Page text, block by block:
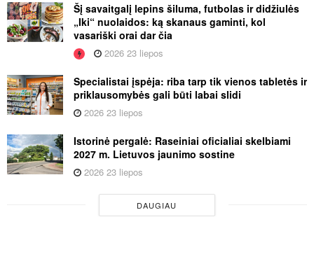
Šį savaitgalį lepins šiluma, futbolas ir didžiulės
„Iki“ nuolaidos: ką skanaus gaminti, kol
vasariški orai dar čia
2026 23 liepos
Specialistai įspėja: riba tarp tik vienos tabletės ir
priklausomybės gali būti labai slidi
2026 23 liepos
Istorinė pergalė: Raseiniai oficialiai skelbiami
2027 m. Lietuvos jaunimo sostine
2026 23 liepos
DAUGIAU